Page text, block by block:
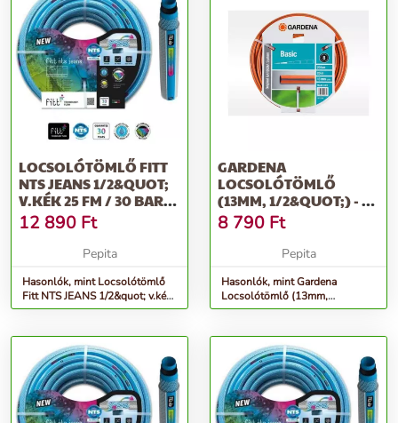
LOCSOLÓTÖMLŐ FITT
NTS JEANS 1/2&QUOT;
V.KÉK 25 FM / 30 BAR
CSAV...
12 890 Ft
Pepita
Hasonlók, mint Locsolótömlő
Fitt NTS JEANS 1/2&quot; v.kék
25 fm / 30 bar csav...
GARDENA
LOCSOLÓTÖMLŐ
(13MM, 1/2&QUOT;) - 20
MÉTER
8 790 Ft
Pepita
Hasonlók, mint Gardena
Locsolótömlő (13mm,
1/2&quot;) - 20 méter